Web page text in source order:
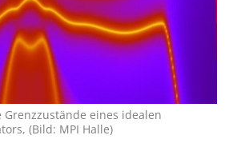
Grenzzustände eines idealen
(Bild: MPI Halle)